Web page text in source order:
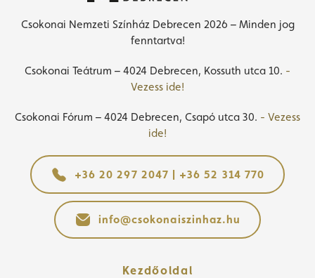
Csokonai Nemzeti Színház Debrecen 2026 – Minden jog
fenntartva!
Csokonai Teátrum – 4024 Debrecen, Kossuth utca 10. -
Vezess ide!
Csokonai Fórum – 4024 Debrecen, Csapó utca 30. - Vezess
ide!
+36 20 297 2047 | +36 52 314 770
info@csokonaiszinhaz.hu
Kezdőoldal